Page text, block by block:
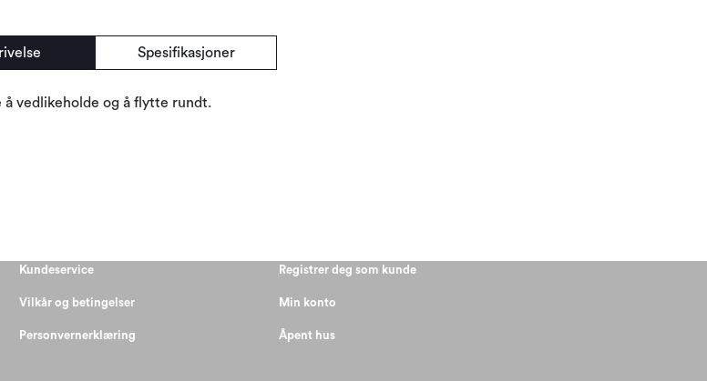
Spesifikasjoner
å vedlikeholde og å flytte rundt.
Kundeservice
Vilkår og betingelser
Personvernerklæring
Registrer deg som kunde
Min konto
Åpent hus